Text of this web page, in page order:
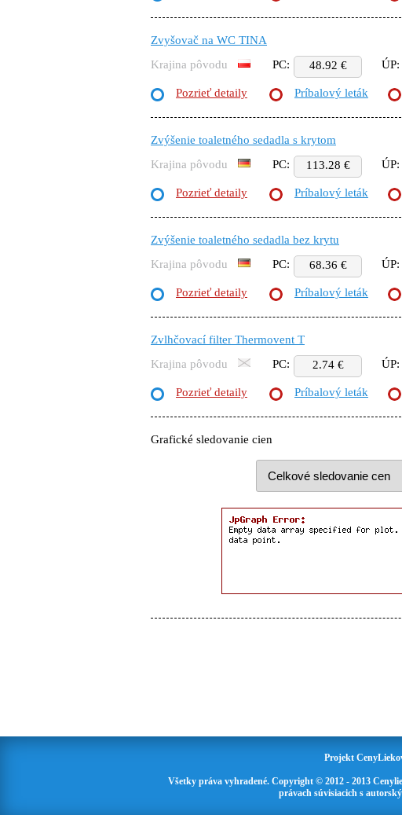
Zvyšovač na WC TINA
Krajina pôvodu
PC: 48.92 € ÚP:
Pozrieť detaily Príbalový leták
Zvýšenie toaletného sedadla s krytom
Krajina pôvodu
PC: 113.28 € ÚP:
Pozrieť detaily Príbalový leták
Zvýšenie toaletného sedadla bez krytu
Krajina pôvodu
PC: 68.36 € ÚP:
Pozrieť detaily Príbalový leták
Zvlhčovací filter Thermovent T
Krajina pôvodu
PC: 2.74 € ÚP:
Pozrieť detaily Príbalový leták
Grafické sledovanie cien
Projekt
Všetky práva vyhradené. Copyright © 2012 - 2013
právach súvisiacich s